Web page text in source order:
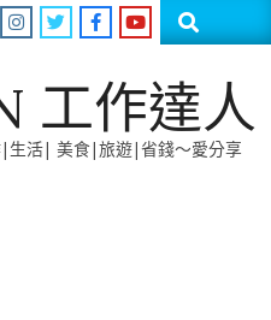
Search
工作達人
|生活| 美食|旅遊|省錢～愛分享